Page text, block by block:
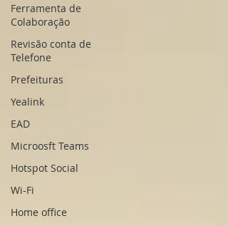
Ferramenta de
Colaboração
Revisão conta de
Telefone
Prefeituras
Yealink
EAD
Microosft Teams
Hotspot Social
Wi-Fi
Home office